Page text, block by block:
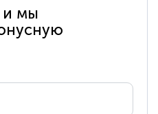
и мы